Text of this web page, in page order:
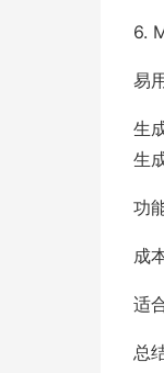
6.
易
生
生
功
成
适
总